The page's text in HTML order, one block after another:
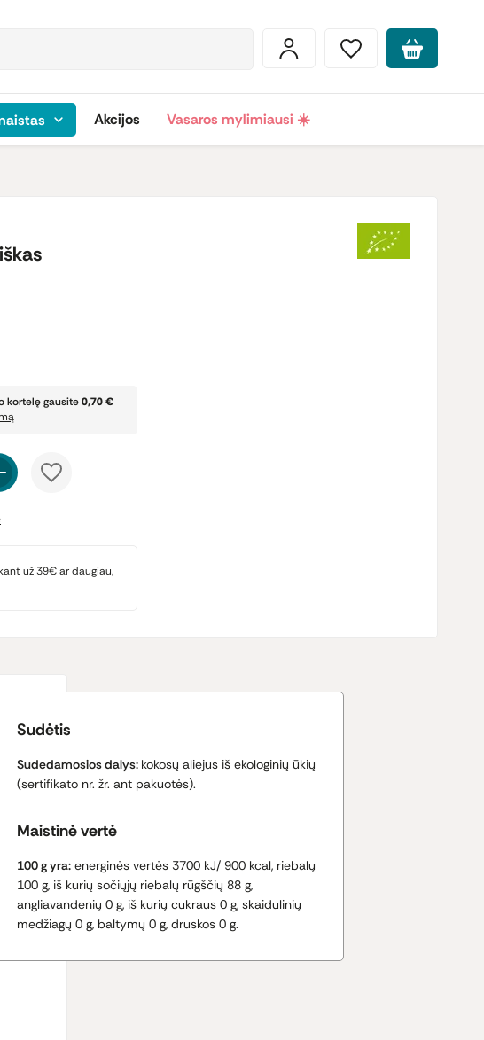
Akcijos Vasaros mylimiausi ☀️
kortelę gausite0,70 €
už 39€ ar daugiau,
Sudėtis
Sudedamosios dalys: kokosų aliejus iš ekologinių ūkių
(sertifikato nr. žr. ant pakuotės).
Maistinė vertė
100 g yra: energinės vertės 3700 kJ/ 900 kcal, riebalų
100 g, iš kurių sočiųjų riebalų rūgščių 88 g,
angliavandenių 0 g, iš kurių cukraus 0 g, skaidulinių
medžiagų 0 g, baltymų 0 g, druskos 0 g.